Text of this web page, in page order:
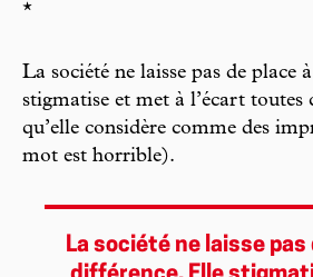
*
La société ne laisse pas de place
stigmatise et met à l’écart toutes
qu’elle considère comme des
mot est horrible).
La société ne laisse pas